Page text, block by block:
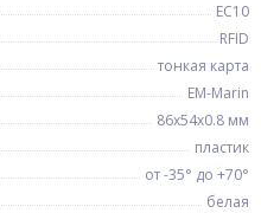
EC10
RFID
тонкая карта
EM-Marin
86х54x0.8 мм
пластик
от -35° до +70°
белая